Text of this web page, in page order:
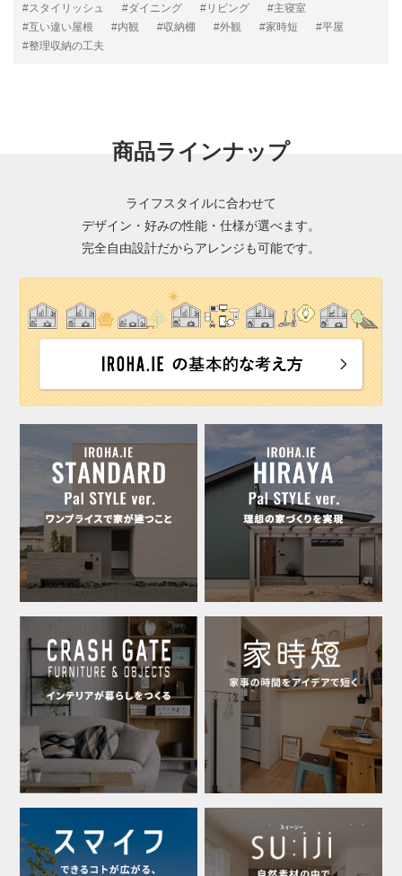
#スタイリッシュ
#ダイニング #リビング
#主寝室
#互い違い屋根
#内観 #収納棚 #外観 #家時短
#平屋
#整理収納の工夫
商品ラインナップ
ライフスタイルに合わせて
デザイン・好みの性能・仕様が選べます。
完全自由設計だからアレンジも可能です。